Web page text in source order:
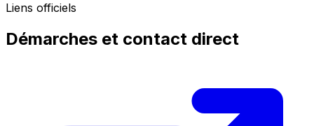
Liens officiels
Démarches et contact direct